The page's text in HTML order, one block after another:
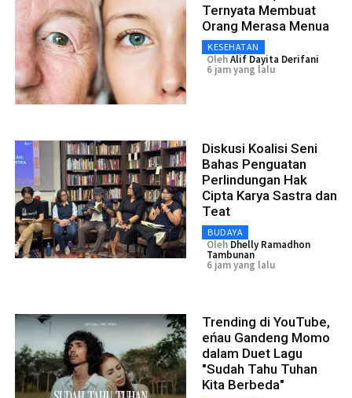
Ternyata Membuat
Orang Merasa Menua
KESEHATAN
OlehAlif Dayita Derifani
6 jam yang lalu
Diskusi Koalisi Seni
Bahas Penguatan
Perlindungan Hak
Cipta Karya Sastra dan
Teat
BUDAYA
Oleh Dhelly Ramadhon
Tambunan
6 jam yang lalu
Trending di YouTube,
eńau Gandeng Momo
dalam Duet Lagu
"Sudah Tahu Tuhan
Kita Berbeda"